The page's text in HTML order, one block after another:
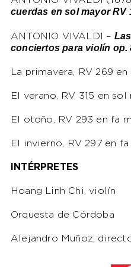
cuerdas en sol mayor RV
ANTONIO VIVALDI –
conciertos para violín op.
La primavera, RV 269
El verano, RV 315 en sol
El otoño, RV 293 en fa
El invierno, RV 297 en
INTÉRPRETES
Hoang Linh Chi, violín
Orquesta de Córdoba
Alejandro Muñoz,